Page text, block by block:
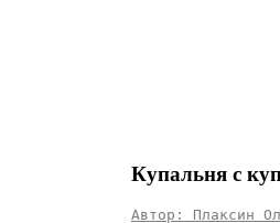
Купальня с
Автор: Плаксин